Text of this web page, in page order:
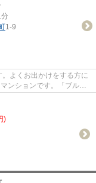
分
1-9
よくお出かけをする方に
ンションです。「ブル
)